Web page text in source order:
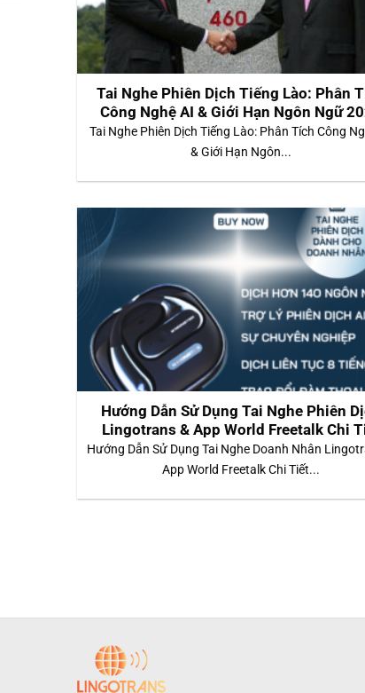
Tai Nghe Phiên Dịch Tiếng Lào: Phân
Công Nghệ AI & Giới Hạn Ngôn Ngữ
Tai Nghe Phiên Dịch Tiếng Lào: Phân Tích Công
& Giới Hạn Ngôn...
Hướng Dẫn Sử Dụng Tai Nghe Phiên
Lingotrans & App World Freetalk Chi
Hướng Dẫn Sử Dụng Tai Nghe Doanh Nhân
App World Freetalk Chi Tiết...